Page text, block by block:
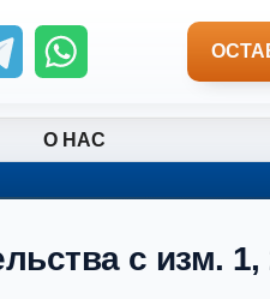
О НАС
с изм. 1,